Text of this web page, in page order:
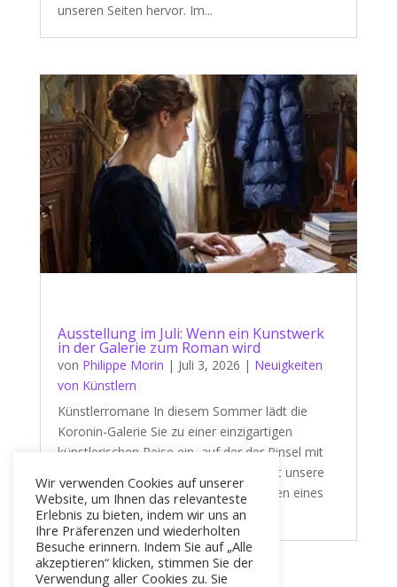
unseren Seiten hervor. Im...
Ausstellung im Juli: Wenn ein Kunstwerk
in der Galerie zum Roman wird
von Philippe Morin | Juli 3, 2026 | Neuigkeiten
von Künstlern
Künstlerromane In diesem Sommer lädt die
Koronin-Galerie Sie zu einer einzigartigen
künstlerischen Reise ein, auf der der Pinsel mit
der Feder konkurriert. Tatsächlich steht unsere
neue Ausstellung im Juli ganz im Zeichen eines
fesselnden und zutiefst literarischen...
« Ältere Einträge
Wir verwenden Cookies auf unserer
Website, um Ihnen das relevanteste
Erlebnis zu bieten, indem wir uns an
Ihre Präferenzen und wiederholten
Besuche erinnern. Indem Sie auf „Alle
akzeptieren“ klicken, stimmen Sie der
Verwendung aller Cookies zu. Sie